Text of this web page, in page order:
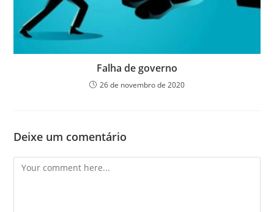
Falha de governo
26 de novembro de 2020
Deixe um comentário